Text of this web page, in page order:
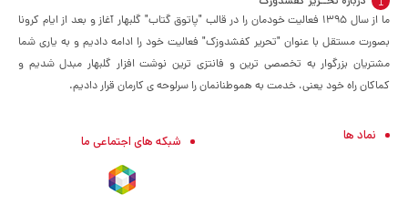
ما از سال ۱۳۹۵ فعالیت خودمان را در قالب "پاتوق گتاب" گلبهار آغاز و بعد از ایام کرونا
بصورت مستقل با عنوان "تحریر کفشدوزک" فعالیت خود را ادامه دادیم و به یاری شما
مشتریان بزرگوار به تخصصی ترین و فانتزی ترین نوشت افزار گلبهار مبدل شدیم و
کماکان راه خود یعنی، خدمت به هموطنانمان را سرلوحه ی کارمان قرار دادیم.
نماد ها شبکه های اجتماعی ما